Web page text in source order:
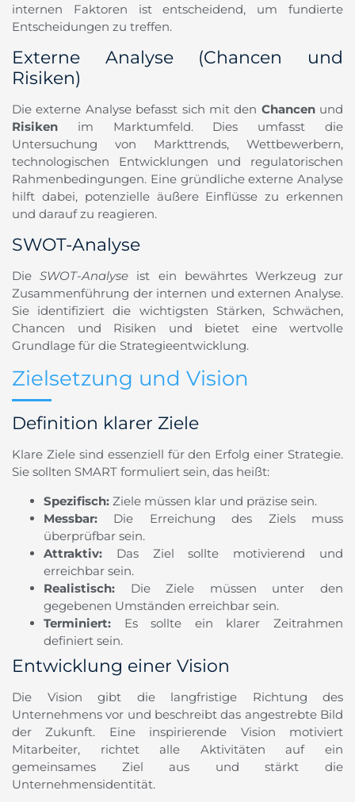
internen Faktoren ist entscheidend, um fundierte
Entscheidungen zu treffen.
Externe Analyse (Chancen und
Risiken)
Die externe Analyse befasst sich mit den Chancenund
Risiken im Marktumfeld. Dies umfasst die
Untersuchung von Markttrends, Wettbewerbern,
technologischen Entwicklungen und regulatorischen
Rahmenbedingungen. Eine gründliche externe Analyse
hilft dabei, potenzielle äußere Einflüsse zu erkennen
und darauf zu reagieren.
SWOT-Analyse
DieSWOT-Analyse ist ein bewährtes Werkzeug zur
Zusammenführung der internen und externen Analyse.
Sie identifiziert die wichtigsten Stärken, Schwächen,
Chancen und Risiken und bietet eine wertvolle
Grundlage für die Strategieentwicklung.
Zielsetzung und Vision
Definition klarer Ziele
Klare Ziele sind essenziell für den Erfolg einer Strategie.
Sie sollten SMART formuliert sein, das heißt:
Spezifisch: Ziele müssen klar und präzise sein.
Messbar: Die Erreichung des Ziels muss
überprüfbar sein.
Attraktiv: Das Ziel sollte motivierend und
erreichbar sein.
Realistisch: Die Ziele müssen unter den
gegebenen Umständen erreichbar sein.
Terminiert: Es sollte ein klarer Zeitrahmen
definiert sein.
Entwicklung einer Vision
Die Vision gibt die langfristige Richtung des
Unternehmens vor und beschreibt das angestrebte Bild
der Zukunft. Eine inspirierende Vision motiviert
Mitarbeiter, richtet alle Aktivitäten auf ein
gemeinsames Ziel aus und stärkt die
Unternehmensidentität.